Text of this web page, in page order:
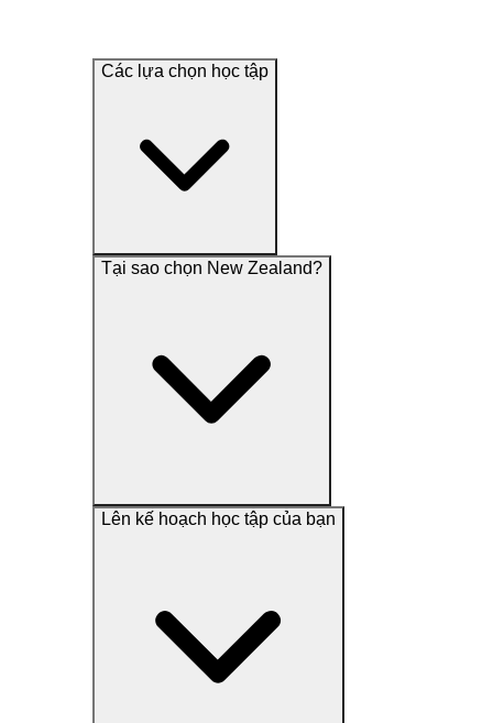
Các lựa chọn học tập
Tại sao chọn New Zealand?
Lên kế hoạch học tập của bạn